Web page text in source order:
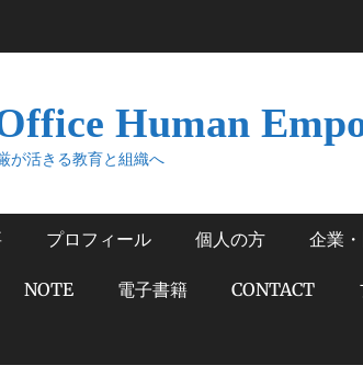
Human
が活きる教育と組織へ
プロフィール 個人の方 企業
NOTE 電子書籍 CONTACT